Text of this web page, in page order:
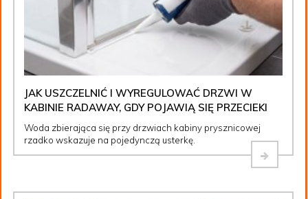
JAK USZCZELNIĆ I WYREGULOWAĆ DRZWI W
KABINIE RADAWAY, GDY POJAWIĄ SIĘ PRZECIEKI
Woda zbierająca się przy drzwiach kabiny prysznicowej
rzadko wskazuje na pojedynczą usterkę.